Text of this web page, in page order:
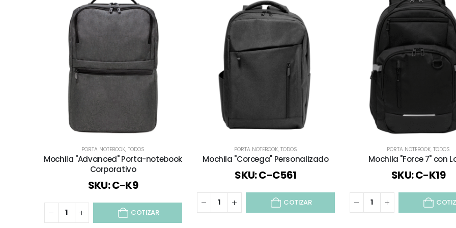
PORTA NOTEBOOK, TODOS
Mochila "Advanced" Porta-notebook
Corporativo
SKU: C-K9
COTIZAR
PORTA NOTEBOOK, TODOS
Mochila "Corcega" Personalizado
SKU: C-C561
COTIZAR
PORTA NOTEBOOK, TODOS
Mochila "Force 7" con
SKU: C-K19